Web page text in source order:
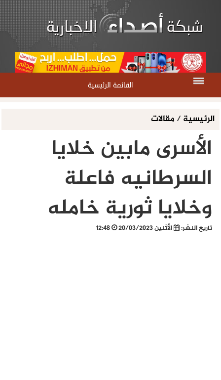
القائمة الرئيسية
الرئيسية/ مقالات
الأسرى مابين خلايا
السرطانيه فاعلة
وخلايا ثورية خامله
تاريخ النشر: الأثنين 20/03/2023